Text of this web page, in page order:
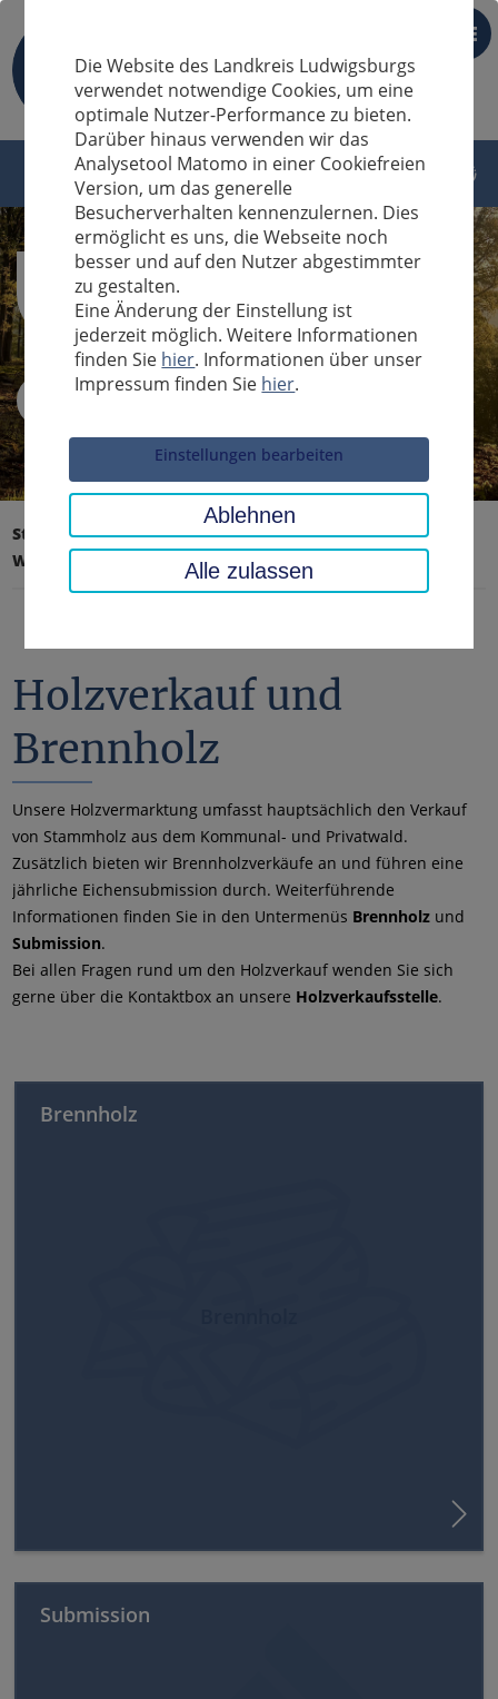
DE
Sucheingabe
Startseite
Umwelt, Technik, Klimaschutz
Wald
Holzverkauf und Brennholz
Holzverkauf und
Brennholz
Unsere Holzvermarktung umfasst hauptsächlich den Verkauf
von Stammholz aus dem Kommunal- und Privatwald.
Zusätzlich bieten wir Brennholzverkäufe an und führen eine
jährliche Eichensubmission durch. Weiterführende
Informationen finden Sie in den Untermenüs Brennholz und
Submission.
Bei allen Fragen rund um den Holzverkauf wenden Sie sich
gerne über die Kontaktbox an unsere Holzverkaufsstelle.
Brennholz
Submission
Die Website des Landkreis Ludwigsburgs
verwendet notwendige Cookies, um eine
optimale Nutzer-Performance zu bieten.
Darüber hinaus verwenden wir das
Analysetool Matomo in einer Cookiefreien
Version, um das generelle
Besucherverhalten kennenzulernen. Dies
ermöglicht es uns, die Webseite noch
besser und auf den Nutzer abgestimmter
zu gestalten.
Eine Änderung der Einstellung ist
jederzeit möglich. Weitere Informationen
finden Sie hier. Informationen über unser
Impressum finden Sie hier.
Einstellungen bearbeiten
Ablehnen
Alle zulassen